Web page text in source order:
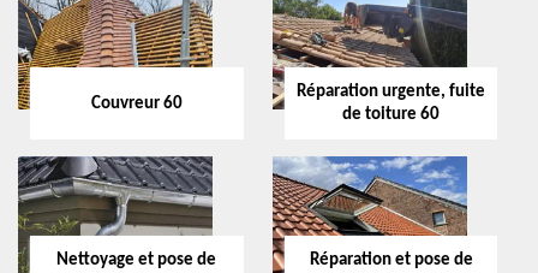
Couvreur 60
Réparation urgente, fuite
de toiture 60
Nettoyage et pose de
Réparation et pose de